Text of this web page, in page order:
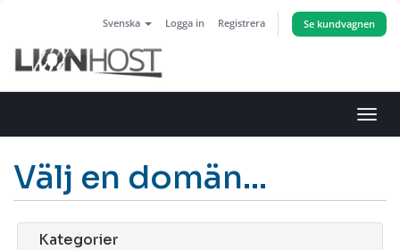
Svenska Logga in Registrera Se kundvagnen
Växla
Välj en domän...
Kategorier